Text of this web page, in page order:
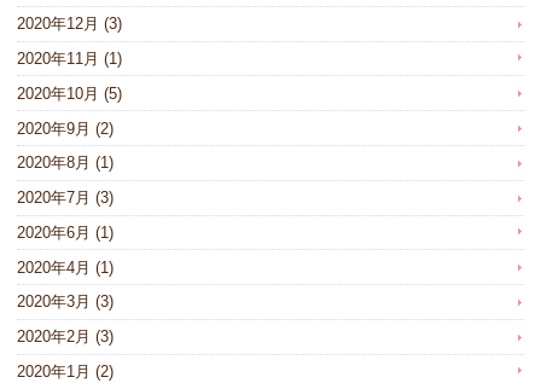
2020年12月 (3)
2020年11月 (1)
2020年10月 (5)
2020年9月 (2)
2020年8月 (1)
2020年7月 (3)
2020年6月 (1)
2020年4月 (1)
2020年3月 (3)
2020年2月 (3)
2020年1月 (2)